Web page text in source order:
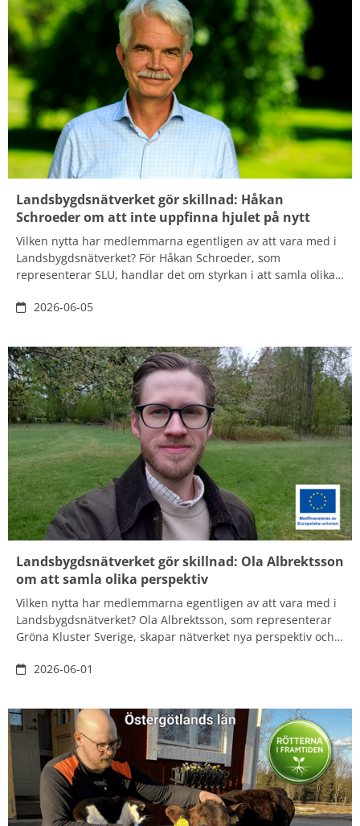
Landsbygdsnätverket gör skillnad: Håkan
Schroeder om att inte uppfinna hjulet på nytt
Vilken nytta har medlemmarna egentligen av att vara med i
Landsbygdsnätverket? För Håkan Schroeder, som
representerar SLU, handlar det om styrkan i att samla olika
man möter i sina ordinarie nätverk. Samtidigt är det viktigt
engagera sig.
2026-06-05
Landsbygdsnätverket gör skillnad: Ola Albrektsson
om att samla olika perspektiv
Vilken nytta har medlemmarna egentligen av att vara med i
Landsbygdsnätverket? Ola Albrektsson, som representerar
Gröna Kluster Sverige, skapar nätverket nya perspektiv och
leder ofta i sin tur till nya idéer och nya sätt att tänka.
2026-06-01